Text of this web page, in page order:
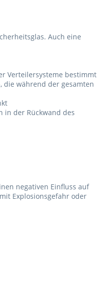
Auch eine
Verteilersysteme bestimmt
die während der gesamten
in der Rückwand des
negativen Einfluss auf
Explosionsgefahr oder